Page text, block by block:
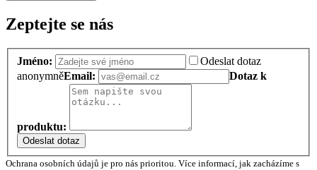
Zeptejte se nás
Jméno:
Odeslat dotaz
anonymněEmail: Dotaz k
produktu:
Odeslat dotaz
Ochrana osobních údajů je pro nás prioritou. Více informací, jak zacházíme s